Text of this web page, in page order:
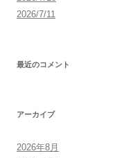
2026/7/11
最近のコメント
アーカイブ
2026年8月